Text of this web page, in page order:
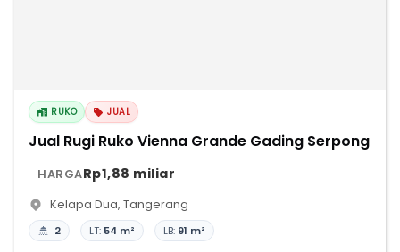
RUKO JUAL
Jual Rugi Ruko Vienna Grande Gading Serpong
HARGARp1,88 miliar
Kelapa Dua, Tangerang
2 LT: 54 m² LB: 91 m²